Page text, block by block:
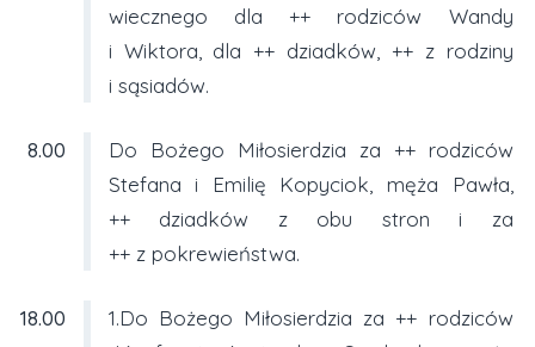
wiecznego dla ++ rodziców Wandy
i Wiktora, dla ++ dziadków, ++ z rodziny
i sąsiadów.
8.00
Do Bożego Miłosierdzia za ++ rodziców
Stefana i Emilię Kopyciok, męża Pawła,
++ dziadków z obu stron i za
++ z pokrewieństwa.
18.00
1.Do Bożego Miłosierdzia za ++ rodziców